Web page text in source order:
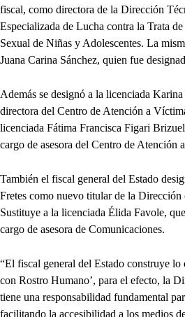
fiscal, como directora de la Dirección
Especializada de Lucha contra la Trata
Sexual de Niñas y Adolescentes. La
Juana Carina Sánchez, quien fue
Además se designó a la licenciada
directora del Centro de Atención a
licenciada Fátima Francisca Figari
cargo de asesora del Centro de Atención
También el fiscal general del Estado
Fretes como nuevo titular de la Dirección
Sustituye a la licenciada Élida Favole,
cargo de asesora de Comunicaciones.
“El fiscal general del Estado construye lo
con Rostro Humano’, para el efecto, la
tiene una responsabilidad fundamental
facilitando la accesibilidad a los medios